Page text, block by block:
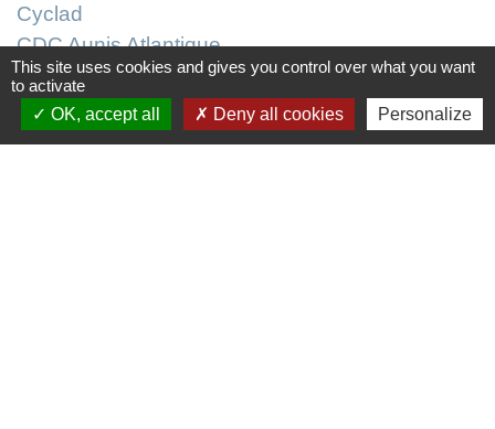
Cyclad
CDC Aunis Atlantique
Préfecture de la Charente-Maritime
Intramuros
Emploi en Aunis Atlantique
This site uses cookies and gives you control over what you want
to activate
OK, accept all
Deny all cookies Personalize